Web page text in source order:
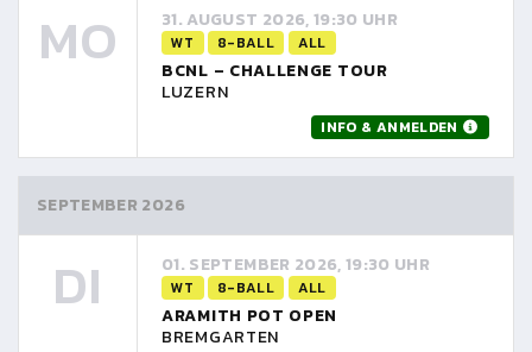
MO 31. AUGUST 2026, 19:30 UHR
WT 8-BALL ALL
BCNL – CHALLENGE TOUR
LUZERN
INFO & ANMELDEN
SEPTEMBER 2026
DI 01. SEPTEMBER 2026, 19:30 UHR
WT 8-BALL ALL
ARAMITH POT OPEN
BREMGARTEN